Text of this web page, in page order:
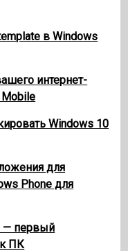
в Windows
интернет-
Windows 10
для
Phone для
— первый
ПК